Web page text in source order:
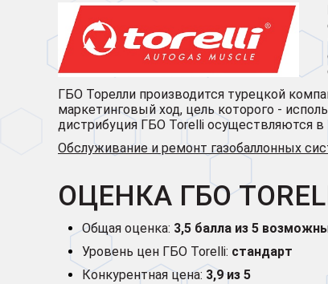
ГБО Торелли производится турецкой
маркетинговый ход, цель которого -
дистрибуция ГБО Torelli осуществляются в
Обслуживание и ремонт газобаллонных
ОЦЕНКА ГБО
Общая оценка: 3,5 балла из 5
Уровень цен ГБО Torelli: стандарт
Конкурентная цена: 3,9 из 5